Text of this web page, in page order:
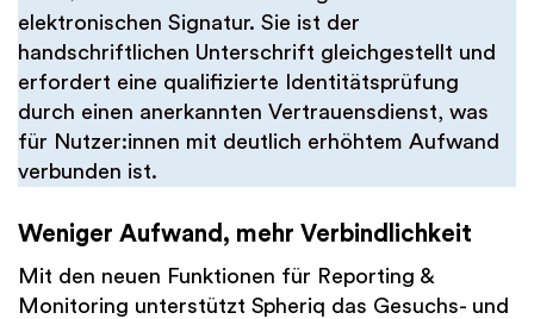
elektronischen Signatur. Sie ist der
handschriftlichen Unterschrift gleichgestellt und
erfordert eine qualifizierte Identitätsprüfung
durch einen anerkannten Vertrauensdienst, was
für Nutzer:innen mit deutlich erhöhtem Aufwand
verbunden ist.
Weniger Aufwand, mehr Verbindlichkeit
Mit den neuen Funktionen für Reporting &
Monitoring unterstützt Spheriq das Gesuchs- und